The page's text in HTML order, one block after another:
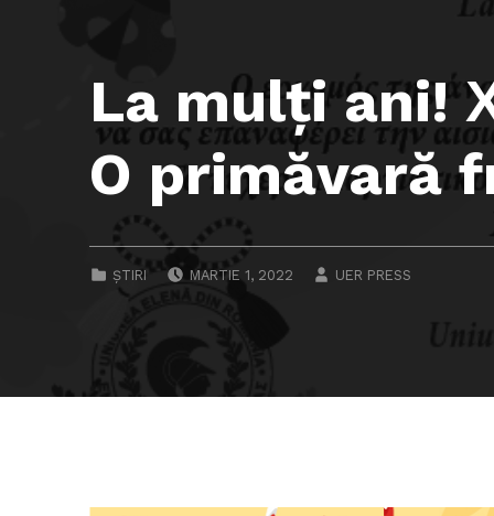
La mulţi ani!
O primăvară
ȘTIRI MARTIE 1, 2022 UER PRESS